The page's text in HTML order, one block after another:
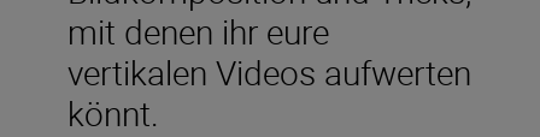
mit denen ihr eure
vertikalen Videos aufwerten
könnt.